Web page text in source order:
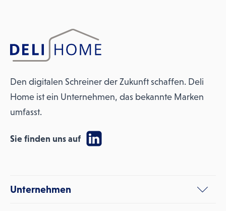
Den digitalen Schreiner der Zukunft schaffen. Deli
Home ist ein Unternehmen, das bekannte Marken
umfasst.
Sie finden uns auf
Unternehmen